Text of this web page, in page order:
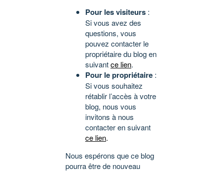
Pour les visiteurs :
Si vous avez des
questions, vous
pouvez contacter le
propriétaire du blog en
suivantce lien.
Pour le propriétaire :
Si vous souhaitez
rétablir l’accès à votre
blog, nous vous
invitons à nous
contacter en suivant
ce lien.
Nous espérons que ce blog
pourra être de nouveau